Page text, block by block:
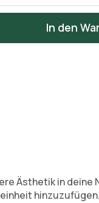
In den
Ästhetik in deine
hinzuzufügen.